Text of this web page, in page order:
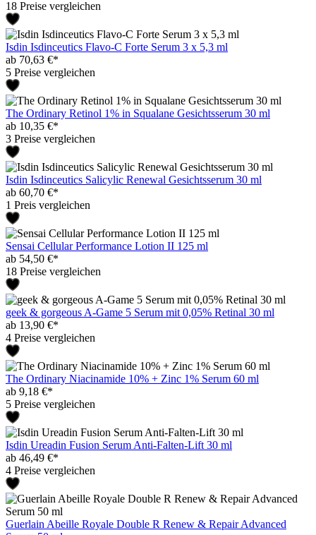
18 Preise vergleichen
Isdin Isdinceutics Flavo-C Forte Serum 3 x 5,3 ml
ab 70,63 €*
5 Preise vergleichen
The Ordinary Retinol 1% in Squalane Gesichtsserum 30 ml
ab 10,35 €*
3 Preise vergleichen
Isdin Isdinceutics Salicylic Renewal Gesichtsserum 30 ml
ab 60,70 €*
1 Preis vergleichen
Sensai Cellular Performance Lotion II 125 ml
ab 54,50 €*
18 Preise vergleichen
geek & gorgeous A-Game 5 Serum mit 0,05% Retinal 30 ml
ab 13,90 €*
4 Preise vergleichen
The Ordinary Niacinamide 10% + Zinc 1% Serum 60 ml
ab 9,18 €*
5 Preise vergleichen
Isdin Ureadin Fusion Serum Anti-Falten-Lift 30 ml
ab 46,49 €*
4 Preise vergleichen
Guerlain Abeille Royale Double R Renew & Repair Advanced